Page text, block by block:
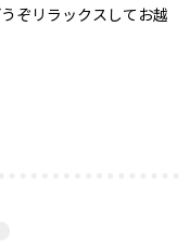
ぞリラックスしてお越